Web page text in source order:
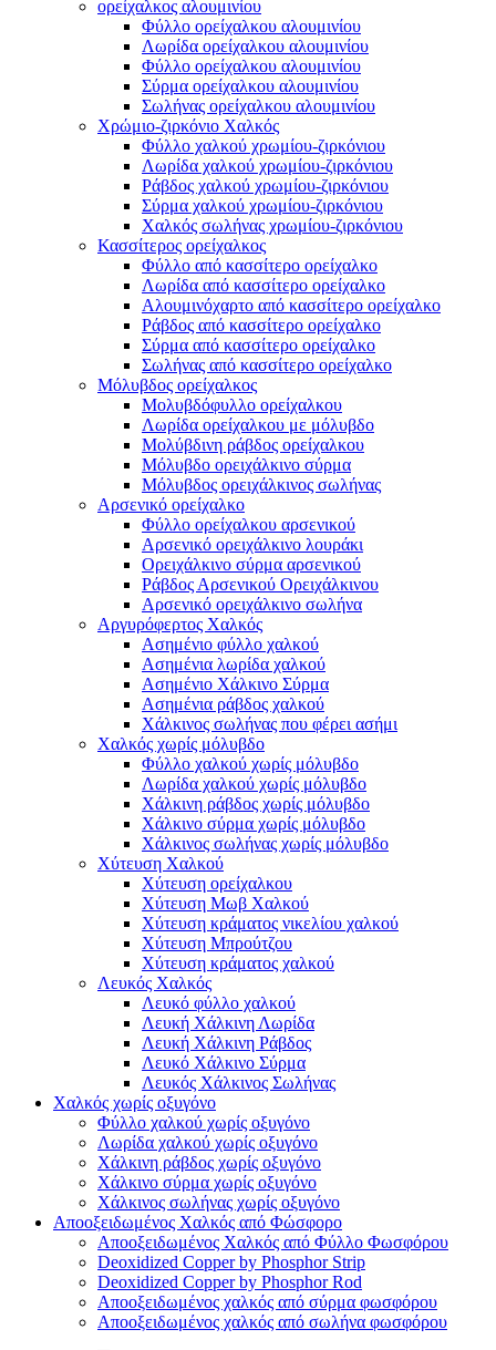
ορείχαλκος αλουμινίου
Φύλλο ορείχαλκου αλουμινίου
Λωρίδα ορείχαλκου αλουμινίου
Φύλλο ορείχαλκου αλουμινίου
Σύρμα ορείχαλκου αλουμινίου
Σωλήνας ορείχαλκου αλουμινίου
Χρώμιο-ζιρκόνιο Χαλκός
Φύλλο χαλκού χρωμίου-ζιρκόνιου
Λωρίδα χαλκού χρωμίου-ζιρκόνιου
Ράβδος χαλκού χρωμίου-ζιρκόνιου
Σύρμα χαλκού χρωμίου-ζιρκόνιου
Χαλκός σωλήνας χρωμίου-ζιρκόνιου
Κασσίτερος ορείχαλκος
Φύλλο από κασσίτερο ορείχαλκο
Λωρίδα από κασσίτερο ορείχαλκο
Αλουμινόχαρτο από κασσίτερο ορείχαλκο
Ράβδος από κασσίτερο ορείχαλκο
Σύρμα από κασσίτερο ορείχαλκο
Σωλήνας από κασσίτερο ορείχαλκο
Μόλυβδος ορείχαλκος
Μολυβδόφυλλο ορείχαλκου
Λωρίδα ορείχαλκου με μόλυβδο
Μολύβδινη ράβδος ορείχαλκου
Μόλυβδο ορειχάλκινο σύρμα
Μόλυβδος ορειχάλκινος σωλήνας
Αρσενικό ορείχαλκο
Φύλλο ορείχαλκου αρσενικού
Αρσενικό ορειχάλκινο λουράκι
Ορειχάλκινο σύρμα αρσενικού
Ράβδος Αρσενικού Ορειχάλκινου
Αρσενικό ορειχάλκινο σωλήνα
Αργυρόφερτος Χαλκός
Ασημένιο φύλλο χαλκού
Ασημένια λωρίδα χαλκού
Ασημένιο Χάλκινο Σύρμα
Ασημένια ράβδος χαλκού
Χάλκινος σωλήνας που φέρει ασήμι
Χαλκός χωρίς μόλυβδο
Φύλλο χαλκού χωρίς μόλυβδο
Λωρίδα χαλκού χωρίς μόλυβδο
Χάλκινη ράβδος χωρίς μόλυβδο
Χάλκινο σύρμα χωρίς μόλυβδο
Χάλκινος σωλήνας χωρίς μόλυβδο
Χύτευση Χαλκού
Χύτευση ορείχαλκου
Χύτευση Μωβ Χαλκού
Χύτευση κράματος νικελίου χαλκού
Χύτευση Μπρούτζου
Χύτευση κράματος χαλκού
Λευκός Χαλκός
Λευκό φύλλο χαλκού
Λευκή Χάλκινη Λωρίδα
Λευκή Χάλκινη Ράβδος
Λευκό Χάλκινο Σύρμα
Λευκός Χάλκινος Σωλήνας
Χαλκός χωρίς οξυγόνο
Φύλλο χαλκού χωρίς οξυγόνο
Λωρίδα χαλκού χωρίς οξυγόνο
Χάλκινη ράβδος χωρίς οξυγόνο
Χάλκινο σύρμα χωρίς οξυγόνο
Χάλκινος σωλήνας χωρίς οξυγόνο
Αποοξειδωμένος Χαλκός από Φώσφορο
Αποοξειδωμένος Χαλκός από Φύλλο Φωσφόρου
Deoxidized Copper by Phosphor Strip
Deoxidized Copper by Phosphor Rod
Αποοξειδωμένος χαλκός από σύρμα φωσφόρου
Αποοξειδωμένος χαλκός από σωλήνα φωσφόρου